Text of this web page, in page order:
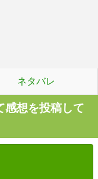
ネタバレ
感想を投稿して